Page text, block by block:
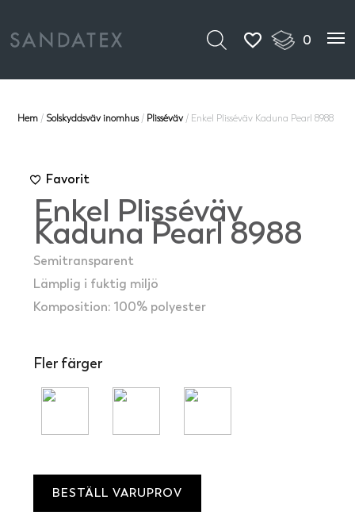
0
Hem / Solskyddsväv inomhus/ Plisséväv/ Enkel Plisséväv Kaduna Pearl 8988
Favorit
Enkel Plisséväv
Kaduna Pearl 8988
Semitransparent
Lämplig i fuktig miljö
Komposition: 100% polyester
Fler färger
BESTÄLL VARUPROV